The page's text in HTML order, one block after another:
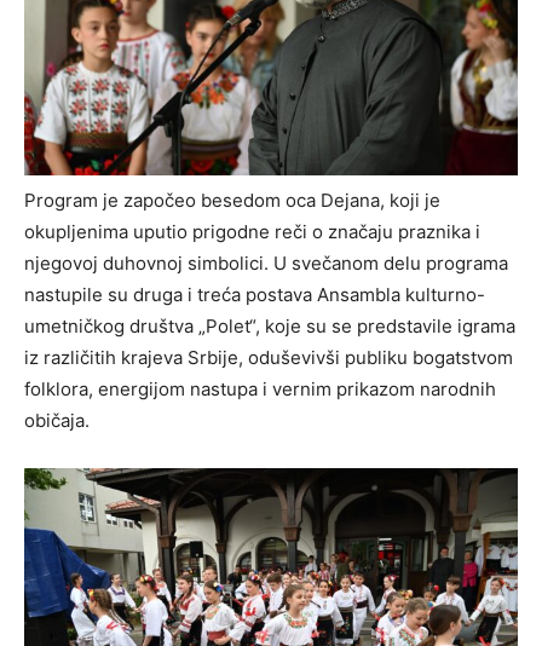
Program je započeo besedom oca Dejana, koji je
okupljenima uputio prigodne reči o značaju praznika i
njegovoj duhovnoj simbolici. U svečanom delu programa
nastupile su druga i treća postava Ansambla kulturno-
umetničkog društva „Polet“, koje su se predstavile igrama
iz različitih krajeva Srbije, oduševivši publiku bogatstvom
folklora, energijom nastupa i vernim prikazom narodnih
običaja.